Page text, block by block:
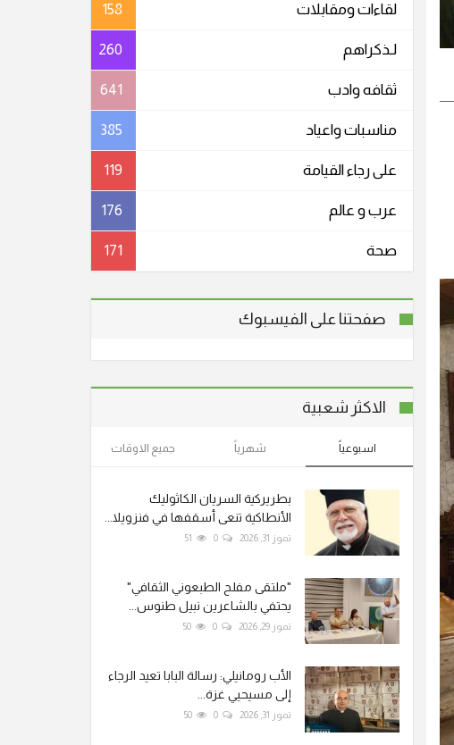
لقاءات ومقابلات 158
لـذكراهم 260
ثقافه وادب 641
مناسبات واعیاد 385
على رجاء القيامة 119
عرب و عالم 176
صحة 171
صفحتنا على الفيسبوك
الاكثر شعبية
اسبوعياً شهرياً جميع الاوقات
بطريركية السريان الكاثوليك
الأنطاكية تنعى أسقفها في فنزويلا...
تموز 31, 2026 0
51
"ملتقى مفلح الطبعوني الثقافي"
يحتفي بالشاعرين نبيل طنوس...
تموز 29, 2026 0
50
الأب رومانيلي: رسالة البابا تعيد الرجاء
إلى مسيحيي غزة...
تموز 31, 2026 0
50